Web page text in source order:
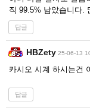
직 99.5% 남았습니다.
답글
HBZety 25-06-13
카시오 시계 하시는건
답글